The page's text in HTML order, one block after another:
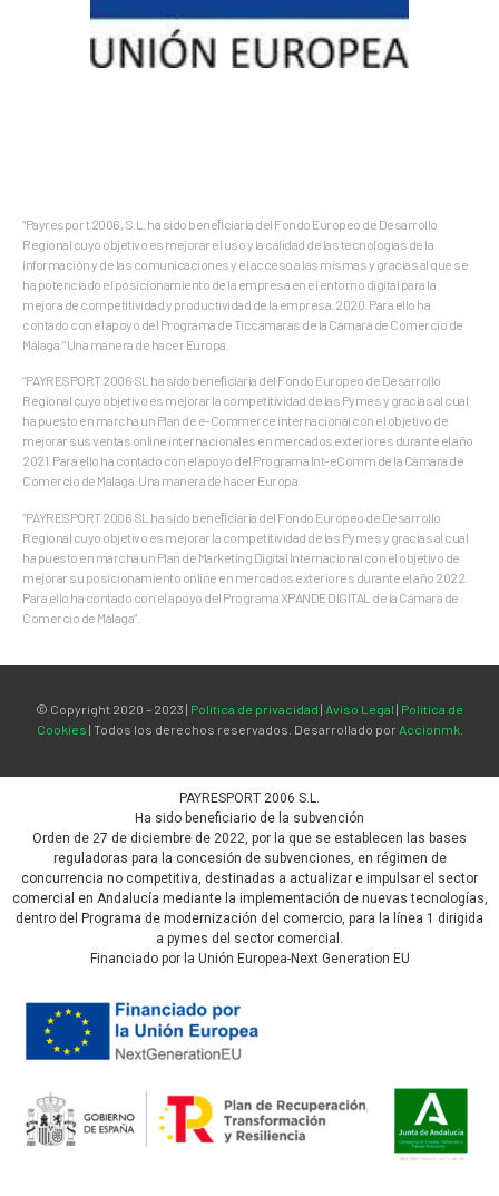
“Payrespor t 2006, S.L. ha sido beneﬁciaria del Fondo Europeo de Desarrollo
Regional cuyo objetivo es mejorar el uso y la calidad de las tecnologías de la
información y de las comunicaciones y el acceso a las mismas y gracias al que se
ha potenciado el posicionamiento de la empresa en el entorno digital para la
mejora de competitividad y productividad de la empresa. 2020. Para ello ha
contado con el apoyo del Programa de Ticcámaras de la Cámara de Comercio de
Málaga.” Una manera de hacer Europa.
“PAYRESPORT 2006 SL ha sido beneﬁciaria del Fondo Europeo de Desarrollo
Regional cuyo objetivo es mejorar la competitividad de las Pymes y gracias al cual
ha puesto en marcha un Plan de e-Commerce internacional con el objetivo de
mejorar sus ventas online internacionales en mercados exteriores durante el año
2021. Para ello ha contado con el apoyo del Programa Int-eComm de la Cámara de
Comercio de Málaga. Una manera de hacer Europa.
“PAYRESPORT 2006 SL ha sido beneﬁciaria del Fondo Europeo de Desarrollo
Regional cuyo objetivo es mejorar la competitividad de las Pymes y gracias al cual
ha puesto en marcha un Plan de Marketing Digital Internacional con el objetivo de
mejorar su posicionamiento online en mercados exteriores durante el año 2022.
Para ello ha contado con el apoyo del Programa XPANDE DIGITAL de la Cámara de
Comercio de Málaga”.
© Copyright 2020 – 2023 | Política de privacidad | Aviso Legal | Política de
Cookies | Todos los derechos reservados. Desarrollado por Accionmk.
PAYRESPORT 2006 S.L.
Ha sido beneficiario de la subvención
Orden de 27 de diciembre de 2022, por la que se establecen las bases
reguladoras para la concesión de subvenciones, en régimen de
concurrencia no competitiva, destinadas a actualizar e impulsar el sector
comercial en Andalucía mediante la implementación de nuevas tecnologías,
dentro del Programa de modernización del comercio, para la línea 1 dirigida
a pymes del sector comercial.
Financiado por la Unión Europea-Next Generation EU